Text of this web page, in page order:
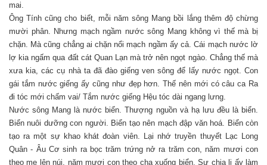
mai.
Ông Tính cũng cho biết, mỗi năm sông Mang bồi lắng thêm độ chừng
mười phân. Nhưng mạch ngầm nước sông Mang không vì thế mà bị
chặn. Mà cũng chẳng ai chặn nổi mạch ngầm ấy cả. Cái mạch nước lờ
lợ kia ngấm qua đất cát Quan Lạn mà trở nên ngọt ngào. Chẳng thế mà
xưa kia, các cụ nhà ta đã đào giếng ven sông để lấy nước ngọt. Con
gái tắm nước giếng ấy cũng như đẹp hơn. Thế nên mới có câu ca Ra
đi tóc mới chấm vai/ Tắm nước giếng Hệu tóc dài ngang lưng.
Nước sông Mang là nước biển. Thượng nguồn và hạ lưu đều là biển.
Biển nuôi dưỡng con người. Biển tạo nên mạch đập văn hoá. Biển còn
tạo ra một sự khao khát đoàn viên. Lại nhớ truyền thuyết Lạc Long
Quân - Âu Cơ sinh ra bọc trăm trứng nở ra trăm con, năm mươi con
theo mẹ lên núi, năm mươi con theo cha xuống biển. Sự chia li ấy làm